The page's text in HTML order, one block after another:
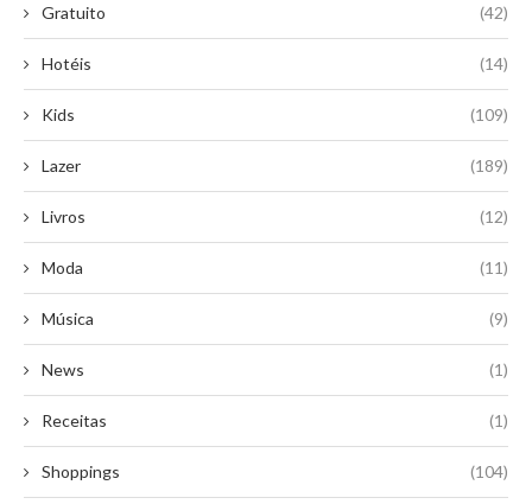
Gratuito (42)
Hotéis (14)
Kids (109)
Lazer (189)
Livros (12)
Moda (11)
Música (9)
News (1)
Receitas (1)
Shoppings (104)